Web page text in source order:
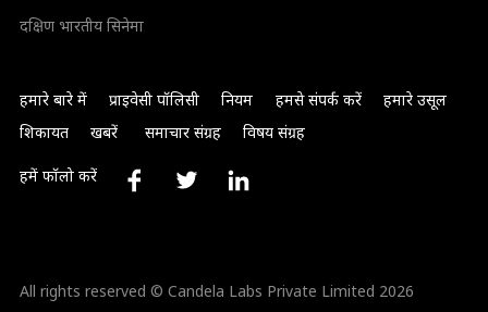
दक्षिण भारतीय सिनेमा
हमारे बारे में प्राइवेसी पॉलिसी नियम हमसे संपर्क करें
हमारे उसूल
शिकायत
खबरें समाचार संग्रह विषय संग्रह
हमें फॉलो करें
All rights reserved © Candela Labs Private Limited 2026